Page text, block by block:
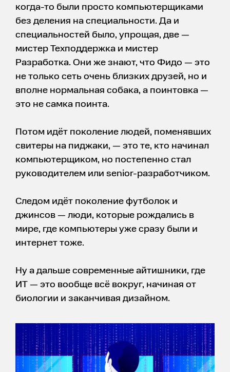
когда-то были просто компьютерщиками
без деления на специальности. Да и
специальностей было, упрощая, две —
мистер Техподдержка и мистер
Разработка. Они же знают, что Фидо — это
не только сеть очень близких друзей, но и
вполне нормальная собака, а поинтовка —
это не самка поинта.
Потом идёт поколение людей, поменявших
свитеры на пиджаки, — это те, кто начинал
компьютерщиком, но постепенно стал
руководителем или senior-разработчиком.
Следом идёт поколение футболок и
джинсов — люди, которые рождались в
мире, где компьютеры уже сразу были и
интернет тоже.
Ну а дальше современные айтишники, где
ИТ — это вообще всё вокруг, начиная от
биологии и заканчивая дизайном.